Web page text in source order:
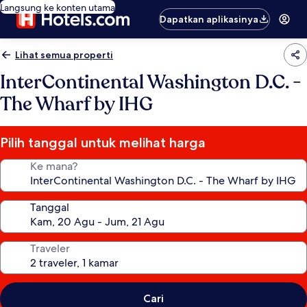
Langsung ke konten utama
Dapatkan aplikasinya
Lihat semua properti
InterContinental Washington D.C. -
The Wharf by IHG
Pilih tanggal untuk melihat harga
Ke mana?
Tanggal
Traveler
Cari